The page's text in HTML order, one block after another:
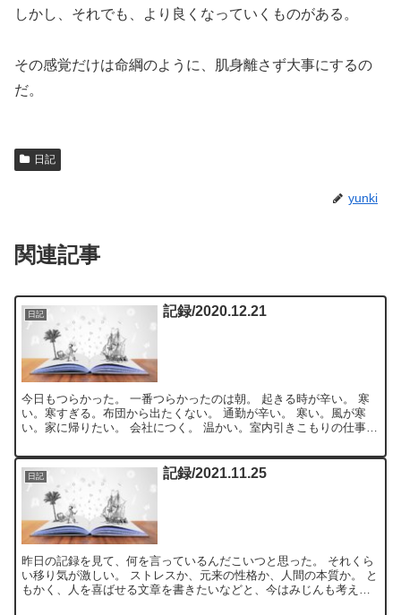
しかし、それでも、より良くなっていくものがある。
その感覚だけは命綱のように、肌身離さず大事にするの
だ。
日記
yunki
関連記事
日記 記録/2020.12.21
今日もつらかった。 一番つらかったのは朝。 起きる時が辛い。 寒
い。寒すぎる。布団から出たくない。 通勤が辛い。 寒い。風が寒
い。家に帰りたい。 会社につく。 温かい。室内引きこもりの仕事万
日記 記録/2021.11.25
昨日の記録を見て、何を言っているんだこいつと思った。 それくら
い移り気が激しい。 ストレスか、元来の性格か、人間の本質か。 と
もかく、人を喜ばせる文章を書きたいなどと、今はみじんも考えて